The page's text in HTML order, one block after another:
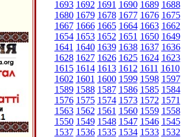
1693 1692 1691 1690 1689 1688
1680 1679 1678 1677 1676 1675
1667 1666 1665 1664 1663 1662
1654 1653 1652 1651 1650 1649
1641 1640 1639 1638 1637 1636
1628 1627 1626 1625 1624 1623
1615 1614 1613 1612 1611 1610
1602 1601 1600 1599 1598 1597
1589 1588 1587 1586 1585 1584
1576 1575 1574 1573 1572 1571
1563 1562 1561 1560 1559 1558
1550 1549 1548 1547 1546 1545
1537 1536 1535 1534 1533 1532